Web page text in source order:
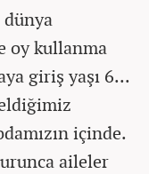
oy kullanma
giriş yaşı 6...
içinde.
aileler